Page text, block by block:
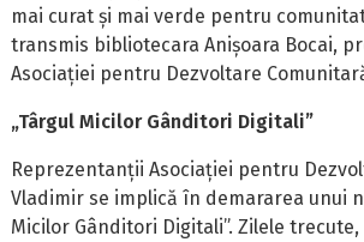
mai curat și mai verde pentru
transmis bibliotecara Anișoara Bocai,
Asociației pentru Dezvoltare
„Târgul Micilor Gânditori Digitali”
Reprezentanții Asociației pentru
Vladimir se implică în demararea unui
Micilor Gânditori Digitali”. Zilele